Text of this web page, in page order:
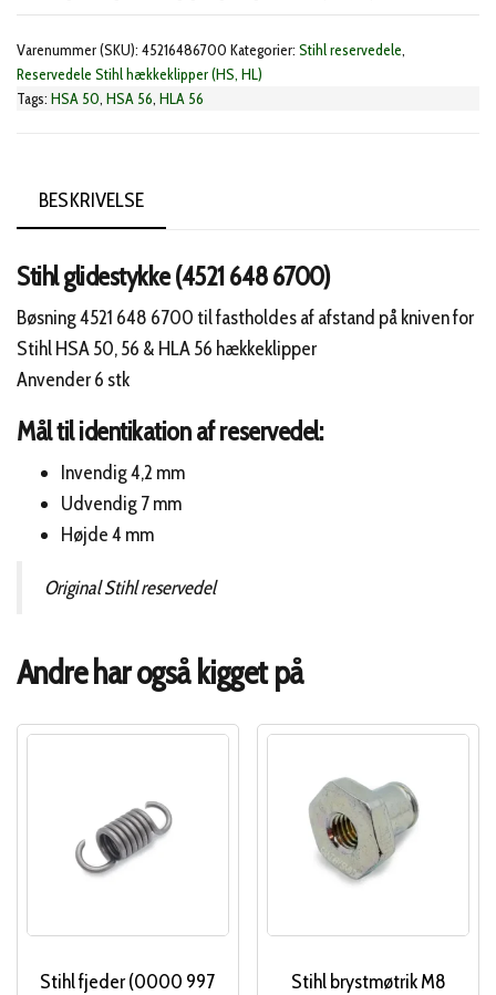
antal
Varenummer (SKU): 45216486700 Kategorier: Stihl reservedele,
Reservedele Stihl hækkeklipper (HS, HL)
Tags: HSA 50, HSA 56, HLA 56
BESKRIVELSE
Stihl glidestykke (4521 648 6700)
Bøsning 4521 648 6700 til fastholdes af afstand på kniven for
Stihl HSA 50, 56 & HLA 56 hækkeklipper
Anvender 6 stk
Mål til identikation af reservedel:
Invendig 4,2 mm
Udvendig 7 mm
Højde 4 mm
Original Stihl reservedel
Andre har også kigget på
Stihl fjeder (0000 997
Stihl brystmøtrik M8